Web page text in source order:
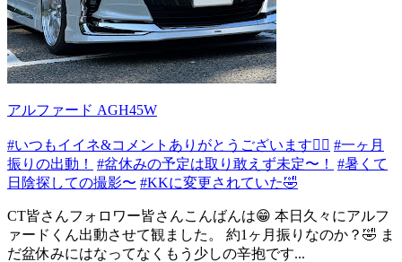
アルファード AGH45W
#いつもイイネ&コメントありがとうございます🙇‍♂️ #一ヶ月
振りの出動！
#盆休みの予定は取り敢えず未定〜！
#暑くて
日陰探しての撮影〜 #KKに変更されていた🤣
CT皆さんフォロワー皆さんこんばんは😁 本日久々にアルフ
ァードくん出動させて観ました。 約1ヶ月振りなのか？🤣 ま
だ盆休みにはなってなくもう少しの辛抱です...